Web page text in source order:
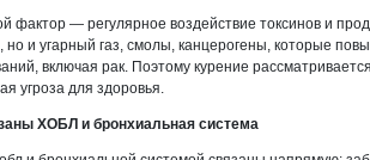
фактор — регулярное воздействие токсинов и
но и угарный газ, смолы, канцерогены, которые
включая рак. Поэтому курение
угроза для здоровья.
ХОБЛ и бронхиальная система